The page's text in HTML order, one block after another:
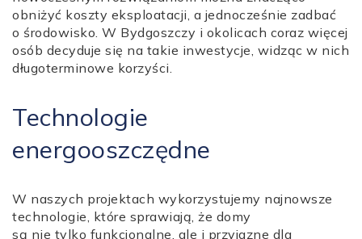
obniżyć koszty eksploatacji, a jednocześnie zadbać
o środowisko. W Bydgoszczy i okolicach coraz więcej
osób decyduje się na takie inwestycje, widząc w nich
długoterminowe korzyści.
Technologie
energooszczędne
W naszych projektach wykorzystujemy najnowsze
technologie, które sprawiają, że domy
są nie tylko funkcjonalne, ale i przyjazne dla